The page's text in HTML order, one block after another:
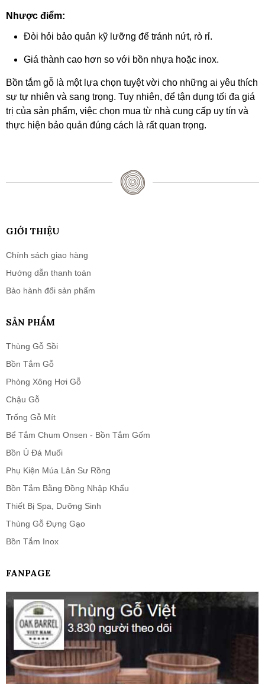
Nhược điểm:
Đòi hỏi bảo quản kỹ lưỡng để tránh nứt, rò rỉ.
Giá thành cao hơn so với bồn nhựa hoặc inox.
Bồn tắm gỗ là một lựa chọn tuyệt vời cho những ai yêu thích
sự tự nhiên và sang trọng. Tuy nhiên, để tận dụng tối đa giá
trị của sản phẩm, việc chọn mua từ nhà cung cấp uy tín và
thực hiện bảo quản đúng cách là rất quan trọng.
GIỚI THIỆU
Chính sách giao hàng
Hướng dẫn thanh toán
Bảo hành đổi sản phẩm
SẢN PHẨM
Thùng Gỗ Sồi
Bồn Tắm Gỗ
Phòng Xông Hơi Gỗ
Chậu Gỗ
Trống Gỗ Mít
Bể Tắm Chum Onsen - Bồn Tắm Gốm
Bồn Ủ Đá Muối
Phụ Kiện Múa Lân Sư Rồng
Bồn Tắm Bằng Đồng Nhập Khẩu
Thiết Bị Spa, Dưỡng Sinh
Thùng Gỗ Đựng Gạo
Bồn Tắm Inox
FANPAGE